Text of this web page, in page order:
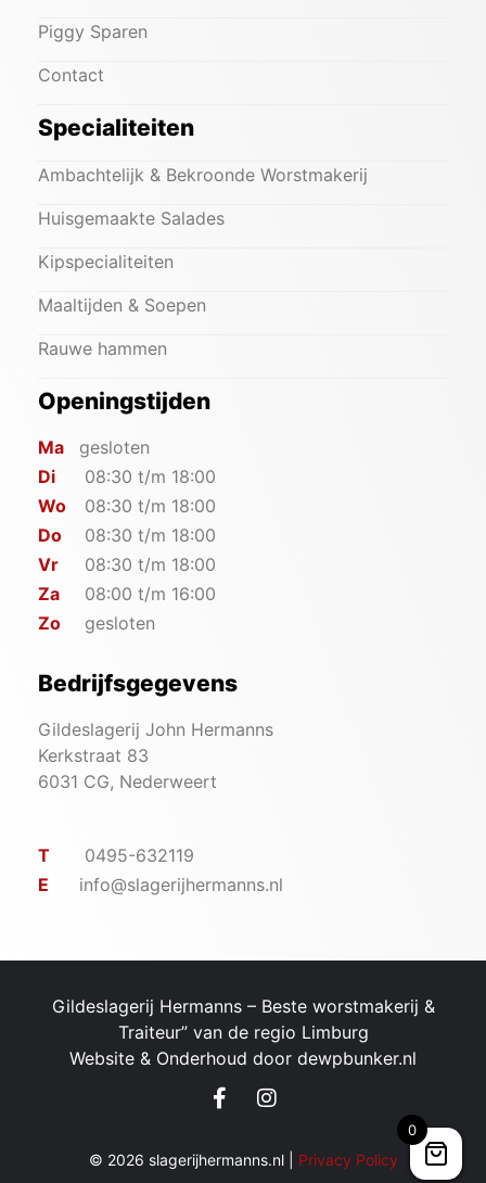
Piggy Sparen
Contact
Specialiteiten
Ambachtelijk & Bekroonde Worstmakerij
Huisgemaakte Salades
Kipspecialiteiten
Maaltijden & Soepen
Rauwe hammen
Openingstijden
Ma
gesloten
Di
08:30 t/m 18:00
Wo
08:30 t/m 18:00
Do
08:30 t/m 18:00
Vr
08:30 t/m 18:00
Za
08:00 t/m 16:00
Zo
gesloten
Bedrijfsgegevens
Gildeslagerij John Hermanns
Kerkstraat 83
6031 CG, Nederweert
T
0495-632119
E
info@slagerijhermanns.nl
Gildeslagerij Hermanns – ​Beste worstmakerij &
Traiteur” van de regio Limburg
Website & Onderhoud door dewpbunker.nl
© 2026 slagerijhermanns.nl | Privacy Policy
0